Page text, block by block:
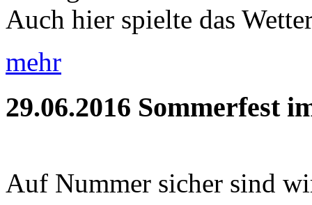
Auch hier spielte das
mehr
29.06.2016 Sommerfest
Auf Nummer sicher sind